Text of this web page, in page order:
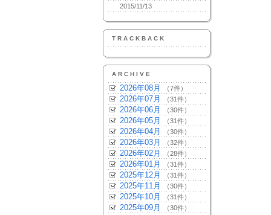
2015/11/13
TRACKBACK
ARCHIVE
2026年08月 （7件）
2026年07月 （31件）
2026年06月 （30件）
2026年05月 （31件）
2026年04月 （30件）
2026年03月 （32件）
2026年02月 （28件）
2026年01月 （31件）
2025年12月 （31件）
2025年11月 （30件）
2025年10月 （31件）
2025年09月 （30件）